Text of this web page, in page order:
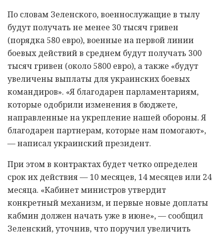
По словам Зеленского, военнослужащие в тылу
будут получать не менее 30 тысяч гривен
(порядка 580 евро), военные на первой линии
боевых действий в среднем будут получать 300
тысяч гривен (около 5800 евро), а также «будут
увеличены выплаты для украинских боевых
командиров». «Я благодарен парламентариям,
которые одобрили изменения в бюджете,
направленные на укрепление нашей обороны. Я
благодарен партнерам, которые нам помогают»,
— написал украинский президент.
При этом в контрактах будет четко определен
срок их действия — 10 месяцев, 14 месяцев или 24
месяца. «Кабинет министров утвердит
конкретный механизм, и первые новые доплаты
кабмин должен начать уже в июне», — сообщил
Зеленский, уточнив, что поручил увеличить